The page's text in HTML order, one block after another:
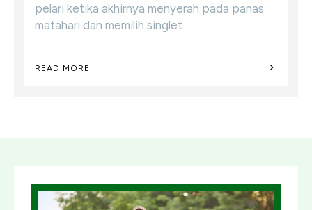
pelari ketika akhirnya menyerah pada panas
matahari dan memilih singlet
READ MORE